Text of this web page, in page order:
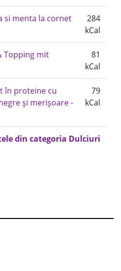
si menta la cornet
284
kCal
Topping mit
81
kCal
în proteine cu
și merișoare -
79
kCal
din categoria Dulciuri